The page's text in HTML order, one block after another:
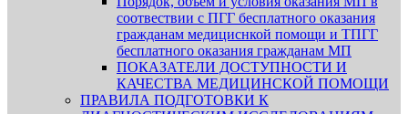
соотвествии с ПГГ бесплатного оказания
гражданам медициснкой помощи и ТПГГ
бесплатного оказания гражданам МП
ПОКАЗАТЕЛИ ДОСТУПНОСТИ И
КАЧЕСТВА МЕДИЦИНСКОЙ ПОМОЩИ
ПРАВИЛА ПОДГОТОВКИ К